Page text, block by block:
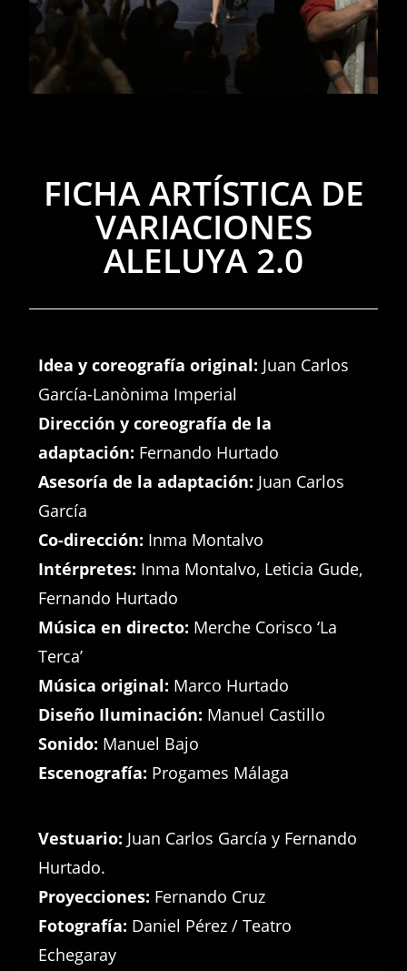
FICHA ARTÍSTICA DE
VARIACIONES
ALELUYA 2.0
Idea y coreografía original: Juan Carlos
García-Lanònima Imperial
Dirección y coreografía de la
adaptación: Fernando Hurtado
Asesoría de la adaptación: Juan Carlos
García
Co-dirección: Inma Montalvo
Intérpretes: Inma Montalvo, Leticia Gude,
Fernando Hurtado
Música en directo: Merche Corisco ‘La
Terca’
Música original: Marco Hurtado
Diseño Iluminación: Manuel Castillo
Sonido: Manuel Bajo
Escenografía: Progames Málaga
Vestuario: Juan Carlos García y Fernando
Hurtado.
Proyecciones: Fernando Cruz
Fotografía: Daniel Pérez / Teatro
Echegaray